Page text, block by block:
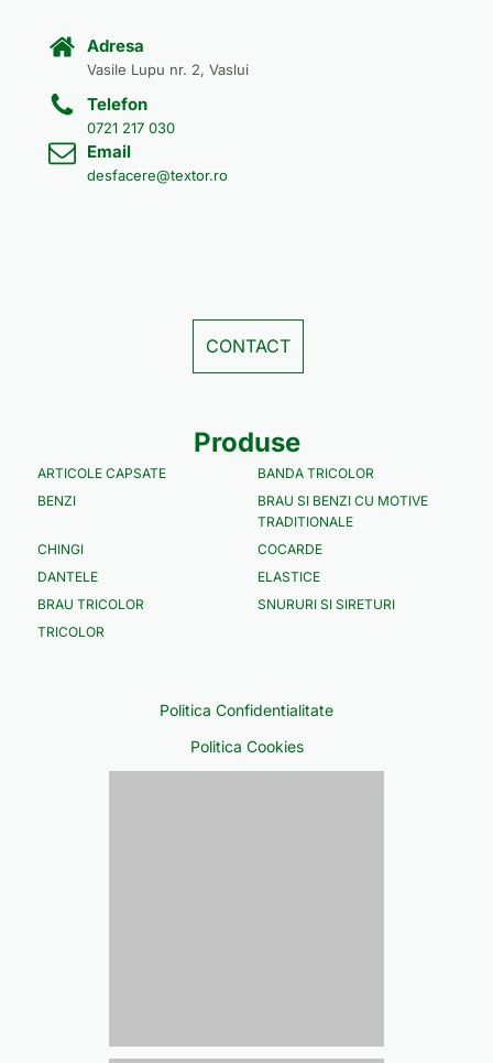
Adresa
Vasile Lupu nr. 2, Vaslui
Telefon
0721 217 030
Email
desfacere@textor.ro
CONTACT
Produse
ARTICOLE CAPSATE
BANDA TRICOLOR
BENZI
BRAU SI BENZI CU MOTIVE
TRADITIONALE
CHINGI
COCARDE
DANTELE
ELASTICE
BRAU TRICOLOR
SNURURI SI SIRETURI
TRICOLOR
Politica Confidentialitate
Politica Cookies